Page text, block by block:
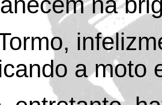
a moto